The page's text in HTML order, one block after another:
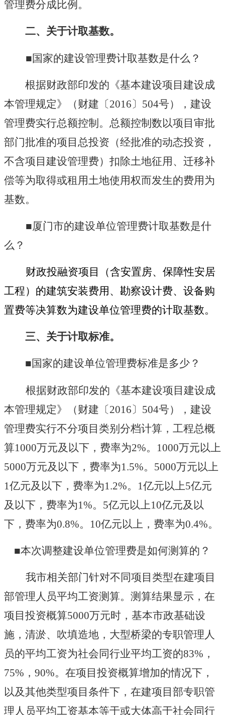
管理费分成比例。
二、关于计取基数。
■国家的建设管理费计取基数是什么？
根据财政部印发的《基本建设项目建设成
本管理规定》（财建〔2016〕 504号），建设
管理费实行总额控制。总额控制数以项目审批
部门批准的项目总投资（经批准的动态投资，
不含项目建设管理费）扣除土地征用、迁移补
偿等为取得或租用土地使用权而发生的费用为
基数。
■厦门市的建设单位管理费计取基数是什
么？
财政投融资项目（含安置房、保障性安居
工程）的建筑安装费用、勘察设计费、设备购
置费等决算数为建设单位管理费的计取基数。
三、关于计取标准。
■国家的建设单位管理费标准是多少？
根据财政部印发的《基本建设项目建设成
本管理规定》（财建〔2016〕 504号），建设
管理费实行不分项目类别分档计算，工程总概
算1000万元及以下，费率为2%。 1000万元以上
5000万元及以下，费率为1.5%。 5000万元以上
1亿元及以下，费率为1.2%。 1亿元以上5亿元
及以下，费率为1%。 5亿元以上10亿元及以
下，费率为0.8%。 10亿元以上，费率为0.4%。
■本次调整建设单位管理费是如何测算的？
我市相关部门针对不同项目类型在建项目
部管理人员平均工资测算。测算结果显示，在
项目投资概算5000万元时，基本市政基础设
施，清淤、吹填造地，大型桥梁的专职管理人
员的平均工资为社会同行业平均工资的83% ，
75% ， 90%。在项目投资概算增加的情况下，
以及其他类型项目条件下，在建项目部专职管
理人员平均工资基本等于或大体高于社会同行